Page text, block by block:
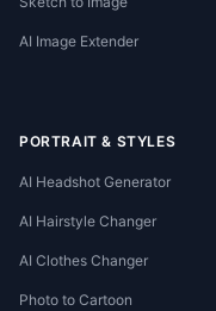
AI Image Extender
PORTRAIT & STYLES
AI Headshot Generator
AI Hairstyle Changer
AI Clothes Changer
Photo to Cartoon